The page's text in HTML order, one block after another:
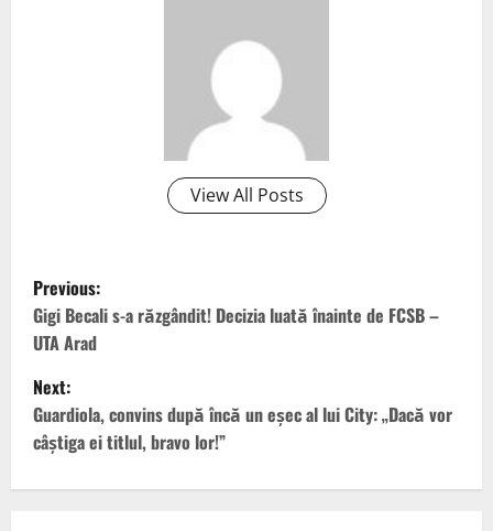
View All Posts
P
o
s
t
n
Previous:
Gigi Becali s-a răzgândit! Decizia luată înainte de FCSB –
UTA Arad
Next:
Guardiola, convins după încă un eșec al lui City: „Dacă vor
câștiga ei titlul, bravo lor!”